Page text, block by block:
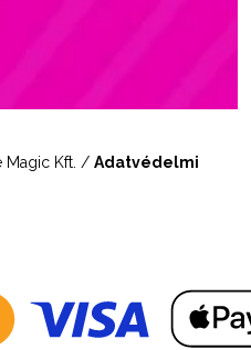
Magic Kft. / Adatvédelmi